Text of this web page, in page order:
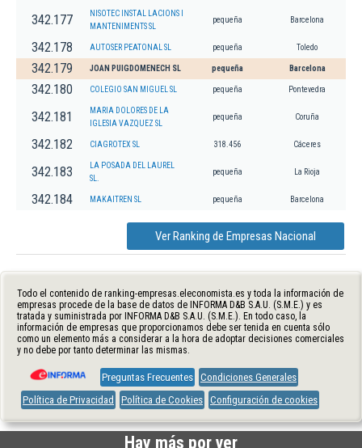
342.177
NISOTEC INSTAL LACIONS I
MANTENIMENTS SL
pequeña Barcelona
342.178 AUTOSER PEATONAL SL pequeña Toledo
342.179 JOAN PUIGDOMENECH SL pequeña Barcelona
342.180 COLEGIO SAN MIGUEL SL pequeña Pontevedra
342.181
MARIA DOLORES DE LA
IGLESIA VAZQUEZ SL
pequeña Coruña
342.182 CIAGROTEX SL 318.456 Cáceres
342.183
LA POSADA DEL LAUREL
SL.
pequeña La Rioja
342.184 MAKAITREN SL pequeña Barcelona
Ver Ranking de Empresas Nacional
Todo el contenido de ranking-empresas.eleconomista.es y toda la información de
empresas procede de la base de datos de INFORMA D&B S.A.U. (S.M.E.) y es
tratada y suministrada por INFORMA D&B S.A.U. (S.M.E.). En todo caso, la
información de empresas que proporcionamos debe ser tenida en cuenta sólo
como un elemento más a considerar a la hora de adoptar decisiones comerciales
y no debe por tanto determinar las mismas.
Preguntas Frecuentes Condiciones Generales
Política de Privacidad
Política de Cookies Configuración de cookies
Hay más por ver